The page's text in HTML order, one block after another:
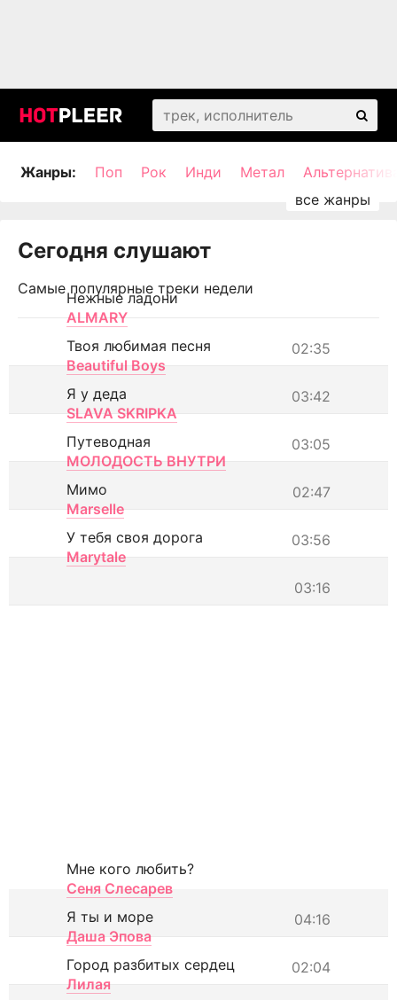
Жанры: Поп Рок Инди Метал
Сегодня слушают
Самые популярные треки недели
Нежные ладони
ALMARY
02:35
Твоя любимая песня
Beautiful Boys
03:42
Я у деда
SLAVA SKRIPKA
03:05
Путеводная
МОЛОДОСТЬ ВНУТРИ
02:47
Мимо
Marselle
03:56
У тебя своя дорога
Marytale
03:16
Мне кого любить?
Сеня Слесарев
04:16
Я ты и море
Даша Эпова
02:04
Город разбитых сердец
Лилая